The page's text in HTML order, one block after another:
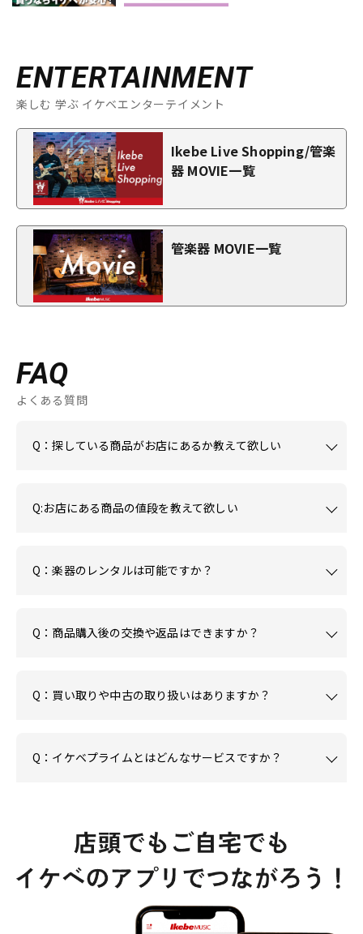
ENTERTAINMENT
楽しむ 学ぶ イケベエンターテイメント
Ikebe Live Shopping/管楽
器 MOVIE一覧
管楽器 MOVIE一覧
FAQ
よくある質問
Q：探している商品がお店にあるか教えて欲しい
Q:お店にある商品の値段を教えて欲しい
Q：楽器のレンタルは可能ですか？
Q：商品購入後の交換や返品はできますか？
Q：買い取りや中古の取り扱いはありますか？
Q：イケベプライムとはどんなサービスですか？